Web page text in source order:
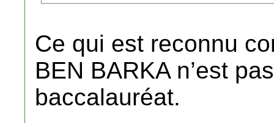
Ce qui est reconnu
BEN BARKA n’est
baccalauréat.